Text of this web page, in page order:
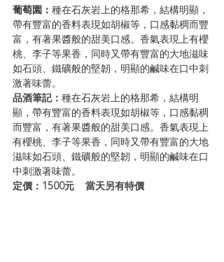
葡萄園： 種在石灰岩上的格那希，結構明顯，
帶有豐富的香料表現如胡椒等，口感黏稠而豐
富，有著果醬般的甜美口感。香氣表現上有櫻
桃、李子等果香，同時又帶有豐富的大地滋味
如石頭、鐵礦般的堅韌，明顯的鹹味在口中刺
激著味蕾。
品酒筆記： 種在石灰岩上的格那希，結構明
顯，帶有豐富的香料表現如胡椒等，口感黏稠
而豐富，有著果醬般的甜美口感。香氣表現上
有櫻桃、李子等果香，同時又帶有豐富的大地
滋味如石頭、鐵礦般的堅韌，明顯的鹹味在口
中刺激著味蕾。
定價：1500元    當天另有特價